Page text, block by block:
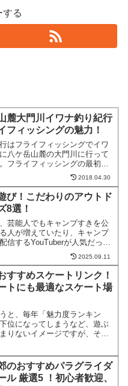
する
麓大門川イワナ釣り紀行
フィッシングの魅力！
はフライフィッシングでイワ
八ケ岳山麓の大門川に行って
フライフィッシングの最初の
は、まあなんと、まどろっこし
！でした。餌の代わりにフライ
針)を使い、おもりの重さでな
ラインの重...
2018.04.30
び！こだわりのアウトド
8選！
芸能人でもキャンプすきを公
人が増えていたり、キャンプ
信するYouTuberが人気だった
前のキャンプブーム。やはりキ
行くなどアウトドアを楽しむ場
戯れたいけどおしゃれなグッ
えて、...
2025.09.11
すすめスケートリンク！
トにも最適なスケート場
と、毎年「魅力度ランキン
位になってしまうなど、遊ぶ
りないイメージですが、そん
埼玉県内に各地あり、あなど
ットなのです。今...
のおすすめパラグライダ
ル 厳選5 ！初心者歓迎、